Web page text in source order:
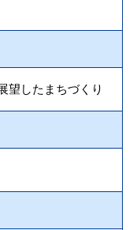
望したまちづくり